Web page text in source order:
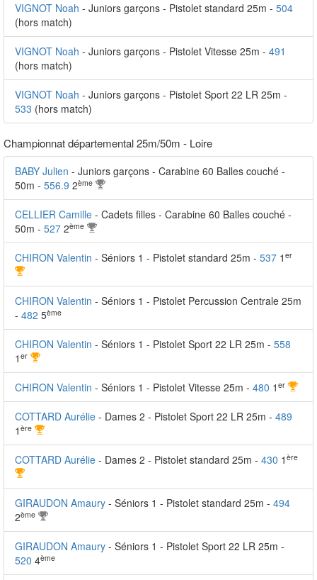
VIGNOT Noah - Juniors garçons - Pistolet standard 25m - 504
(hors match)
VIGNOT Noah - Juniors garçons - Pistolet Vitesse 25m - 491
(hors match)
VIGNOT Noah - Juniors garçons - Pistolet Sport 22 LR 25m -
533 (hors match)
Championnat départemental 25m/50m - Loire
BABY Julien - Juniors garçons - Carabine 60 Balles couché -
50m - 556.9 2ème
CELLIER Camille - Cadets filles - Carabine 60 Balles couché -
50m - 527 2ème
CHIRON Valentin - Séniors 1 - Pistolet standard 25m - 537 1 er
CHIRON Valentin - Séniors 1 - Pistolet Percussion Centrale 25m
- 482 5ème
CHIRON Valentin - Séniors 1 - Pistolet Sport 22 LR 25m - 558
1 er
CHIRON Valentin - Séniors 1 - Pistolet Vitesse 25m - 480 1 er
COTTARD Aurélie - Dames 2 - Pistolet Sport 22 LR 25m - 489
1 ère
COTTARD Aurélie - Dames 2 - Pistolet standard 25m - 430 1 ère
GIRAUDON Amaury - Séniors 1 - Pistolet standard 25m - 494
2ème
GIRAUDON Amaury - Séniors 1 - Pistolet Sport 22 LR 25m -
520 4ème